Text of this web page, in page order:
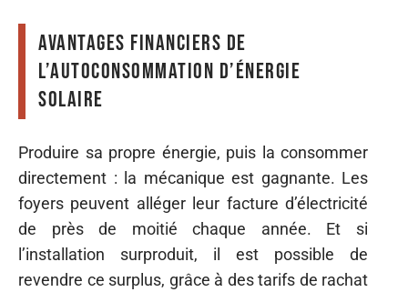
Avantages financiers de
l’autoconsommation d’énergie
solaire
Produire sa propre énergie, puis la consommer
directement : la mécanique est gagnante. Les
foyers peuvent alléger leur facture d’électricité
de près de moitié chaque année. Et si
l’installation surproduit, il est possible de
revendre ce surplus, grâce à des tarifs de rachat